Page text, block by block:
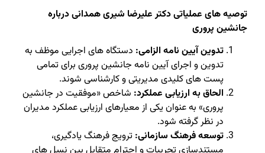
توصیه های عملیاتی دکتر علیرضا شیری همدانی درباره
جانشین پروری
تدوین آیین نامه الزامی: دستگاه های اجرایی موظف به
تدوین و اجرای آیین نامه جانشین پروری برای تمامی
پست های کلیدی مدیریتی و کارشناسی شوند.
الحاق به ارزیابی عملکرد: شاخص «موفقیت در جانشین
پروری» به عنوان یکی از معیارهای ارزیابی عملکرد مدیران
در نظر گرفته شود.
توسعه فرهنگ سازمانی: ترویج فرهنگ یادگیری،